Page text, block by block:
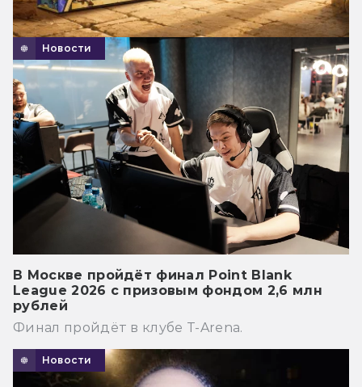
Новости
В Москве пройдёт финал Point Blank
League 2026 с призовым фондом 2,6 млн
рублей
Финал пройдёт в клубе T-Arena.
Новости